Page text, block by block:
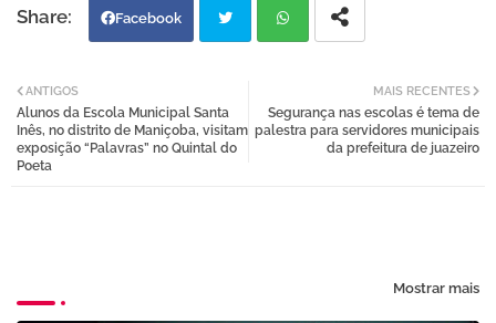
Facebook
tter atsa
MAIS RECENTES
Segurança nas escolas é tema de
palestra para servidores municipais
da prefeitura de juazeiro
ANTIGOS
Alunos da Escola Municipal Santa
Inês, no distrito de Maniçoba, visitam
exposição “Palavras” no Quintal do
Poeta
Mostrar mais